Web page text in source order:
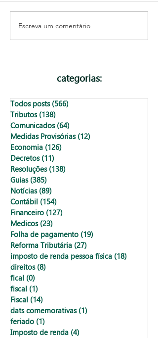
IVA Dual Brasileiro de
Forma Simples
Escreva um comentário
categorias:
Todos posts (566)
Tributos (138)
Comunicados (64)
Medidas Provisórias (12)
Economia (126)
Decretos (11)
Resoluções (138)
Guias (385)
Notícias (89)
Contábil (154)
Financeiro (127)
Medicos (23)
Folha de pagamento (19)
Reforma Tributária (27)
imposto de renda pessoa física (18)
direitos (8)
fical (0)
fiscal (1)
Fiscal (14)
dats comemorativas (1)
feriado (1)
Imposto de renda (4)